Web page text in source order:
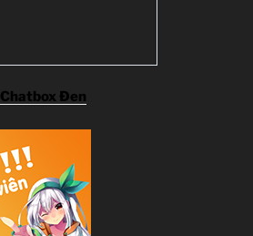
Chatbox Đen